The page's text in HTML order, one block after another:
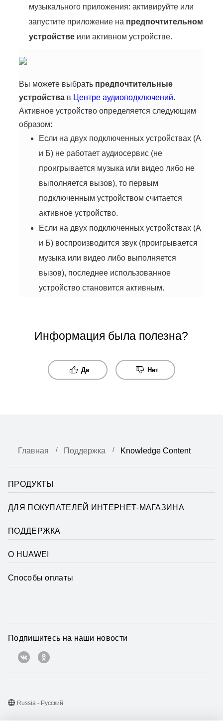
музыкального приложения: активируйте или
запустите приложение на предпочтительном
устройстве или активном устройстве.
Вы можете выбрать предпочтительные
устройства в Центре аудиоподключений.
Активное устройство определяется следующим
образом:
Если на двух подключенных устройствах (A
и Б) не работает аудиосервис (не
проигрывается музыка или видео либо не
выполняется вызов), то первым
подключенным устройством считается
активное устройство.
Если на двух подключенных устройствах (А
и Б) воспроизводится звук (проигрывается
музыка или видео либо выполняется
вызов), последнее использованное
устройство становится активным.
Информация была полезна?
Да Нет
Главная Поддержка Knowledge Content
ПРОДУКТЫ
ДЛЯ ПОКУПАТЕЛЕЙ ИНТЕРНЕТ-МАГАЗИНА
ПОДДЕРЖКА
О HUAWEI
Способы оплаты
Подпишитесь на наши новости
Russia - Pусский